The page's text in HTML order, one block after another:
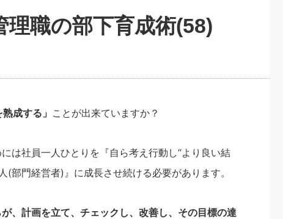
2026.08.5
第
営」の極意
略(77)
向(204)
決めておきたい、知っておきたい、やってお
ル・F・グジバチの『経営戦略の新常識』(12)
たにお願いしたいと思われる「一流の仕事術」(28)
腕をつくる 人と組織を動かす(200)
社長のビジョン実現道場(10)
北村森の「今月のヒット商品」(109)
会社を守り抜くための緊急対策(100)
強い決算書の会社はココが違う！(36)
賢い社長の「経理財務の見どころ・勘どころ・ツッコミ
銀行交渉はこうしなさい！(12)
職場の生産性を下げるハラスメントの予防策(10)
賃金決定の定石(68)
顧客・社員・社会から支持される「ウェルビー
大久保一彦の“流行る”お店の仕組みづ
柿内幸夫─社長のための現場改善(174)
クレーム対応 実践マニュア
クレーム対応の新知識と新
デキル社員に育てる！ 社員
行動科学マネジメント(5)
先人の名句名言の
渡部昇一の「日本の
経営に活かす“十八
デジタ
リーダ
ワイン
必読！
眼と耳
社長の
米国ス
高橋一
職の部下育成術(58)
成する」 ことが出来ていますか？
は社員一人ひとりを『自ら考え行動し“より良い結
部門経営者)』に成長させ続ける必要があります。
が、計画を立て、チェックし、改善し、その目標の達